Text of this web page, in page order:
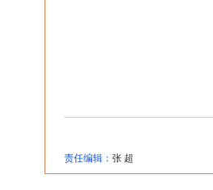
责任编辑： 张 超